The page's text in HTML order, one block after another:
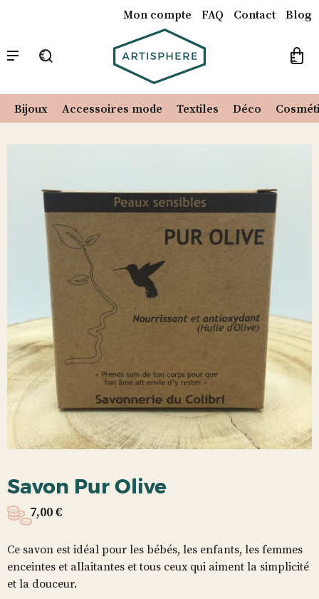
to
Mon compte FAQ Contact Blog
Notre Concept
pour :
Bijoux Accessoires mode Textiles Déco
Savon Pur Olive
7,00€
Ce savon est idéal pour les bébés, les enfants, les femmes
enceintes et allaitantes et tous ceux qui aiment la simplicité
et la douceur.